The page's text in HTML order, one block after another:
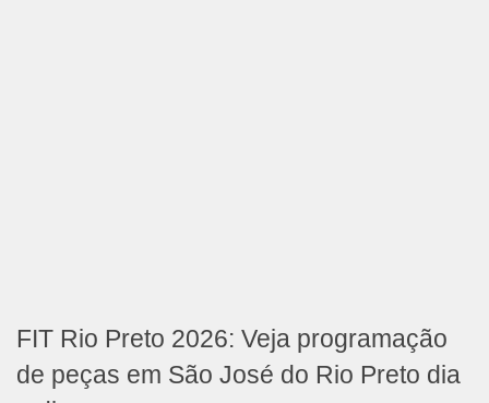
FIT Rio Preto 2026: Veja programação
de peças em São José do Rio Preto dia